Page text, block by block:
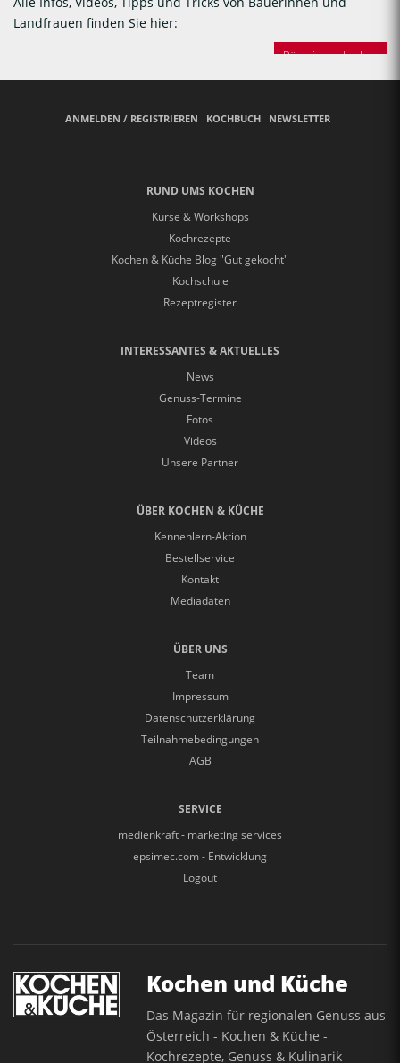
Landfrauen finden Sie hier:
Bäuerinnen backen
ANMELDEN / REGISTRIEREN KOCHBUCH NEWSLETTER
RUND UMS KOCHEN
Kurse & Workshops
Kochrezepte
Kochen & Küche Blog "Gut gekocht"
Kochschule
Rezeptregister
INTERESSANTES & AKTUELLES
News
Genuss-Termine
Fotos
Videos
Unsere Partner
ÜBER KOCHEN & KÜCHE
Kennenlern-Aktion
Bestellservice
Kontakt
Mediadaten
ÜBER UNS
Team
Impressum
Datenschutzerklärung
Teilnahmebedingungen
AGB
SERVICE
medienkraft - marketing services
epsimec.com - Entwicklung
Logout
Kochen und Küche
Das Magazin für regionalen Genuss aus
Österreich - Kochen & Küche -
Kochrezepte, Genuss & Kulinarik